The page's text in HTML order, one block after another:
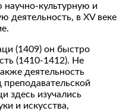
научно-культурную и
деятельность, в XV веке
(1409) он быстро
(1410-1412). Не
деятельность
здесь изучались
и искусства,